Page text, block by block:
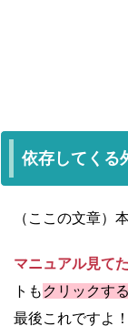
依存してくる
（ここの文章）
マニュアル見て
トも クリックす
最後これですよ